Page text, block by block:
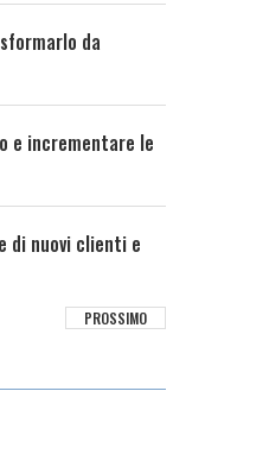
da
e incrementare le
di nuovi clienti e
PROSSIMO